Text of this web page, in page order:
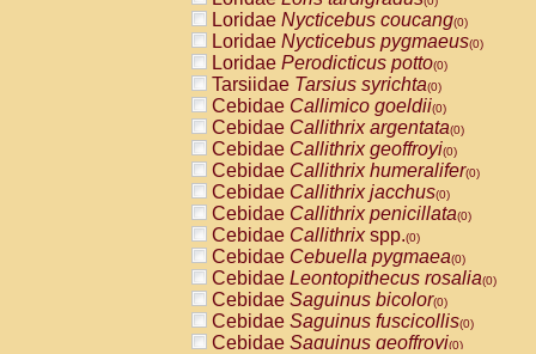
Loridae Nycticebus coucang(0)
Loridae Nycticebus pygmaeus(0)
Loridae Perodicticus potto(0)
Tarsiidae Tarsius syrichta(0)
Cebidae Callimico goeldii(0)
Cebidae Callithrix argentata(0)
Cebidae Callithrix geoffroyi(0)
Cebidae Callithrix humeralifer(0)
Cebidae Callithrix jacchus(0)
Cebidae Callithrix penicillata(0)
Cebidae Callithrixspp.(0)
Cebidae Cebuella pygmaea(0)
Cebidae Leontopithecus rosalia(0)
Cebidae Saguinus bicolor(0)
Cebidae Saguinus fuscicollis(0)
Cebidae Saguinus geoffroyi(0)